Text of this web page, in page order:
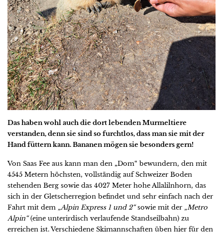
Das haben wohl auch die dort lebenden Murmeltiere
verstanden, denn sie sind so furchtlos, dass man sie mit der
Hand füttern kann. Bananen mögen sie besonders gern!
Von Saas Fee aus kann man den „Dom“ bewundern, den mit
4545 Metern höchsten, vollständig auf Schweizer Boden
stehenden Berg sowie das 4027 Meter hohe Allalilnhorn, das
sich in der Gletscherregion befindet und sehr einfach nach der
Fahrt mit dem „Alpin Express 1 und 2“sowie mit der „Metro
Alpin“(eine unterirdisch verlaufende Standseilbahn) zu
erreichen ist. Verschiedene Skimannschaften üben hier für den